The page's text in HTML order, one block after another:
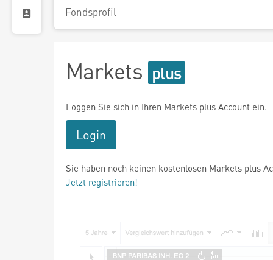
Fondsprofil
Markets
Loggen Sie sich in Ihren Markets plus Account ein.
Login
Sie haben noch keinen kostenlosen Markets plus
Jetzt registrieren!